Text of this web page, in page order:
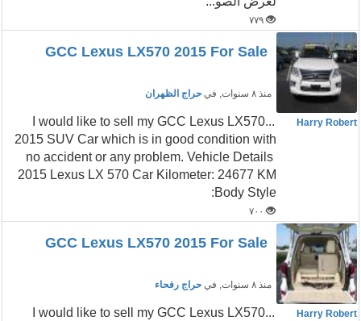
٧٧٩
منذ ٨ سنوات , في حراج الظهران
Harry Robert
...I would like to sell my GCC Lexus LX570
2015 SUV Car which is in good condition with
no accident or any problem. Vehicle Details
2015 Lexus LX 570 Car Kilometer: 24677 KM
Body Style:
٧٠٠
منذ ٨ سنوات , في حراج رفحاء
Harry Robert
...I would like to sell my GCC Lexus LX570